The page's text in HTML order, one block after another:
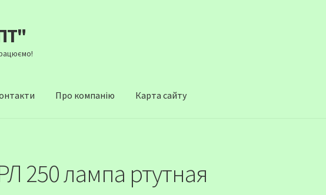
Про компанію Карта сайту
250 лампа ртутная